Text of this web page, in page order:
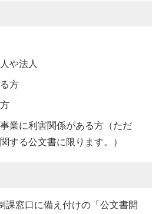
や法人
方
業に利害関係がある方（ただ
する公文書に限ります。）
課窓口に備え付けの「公文書開